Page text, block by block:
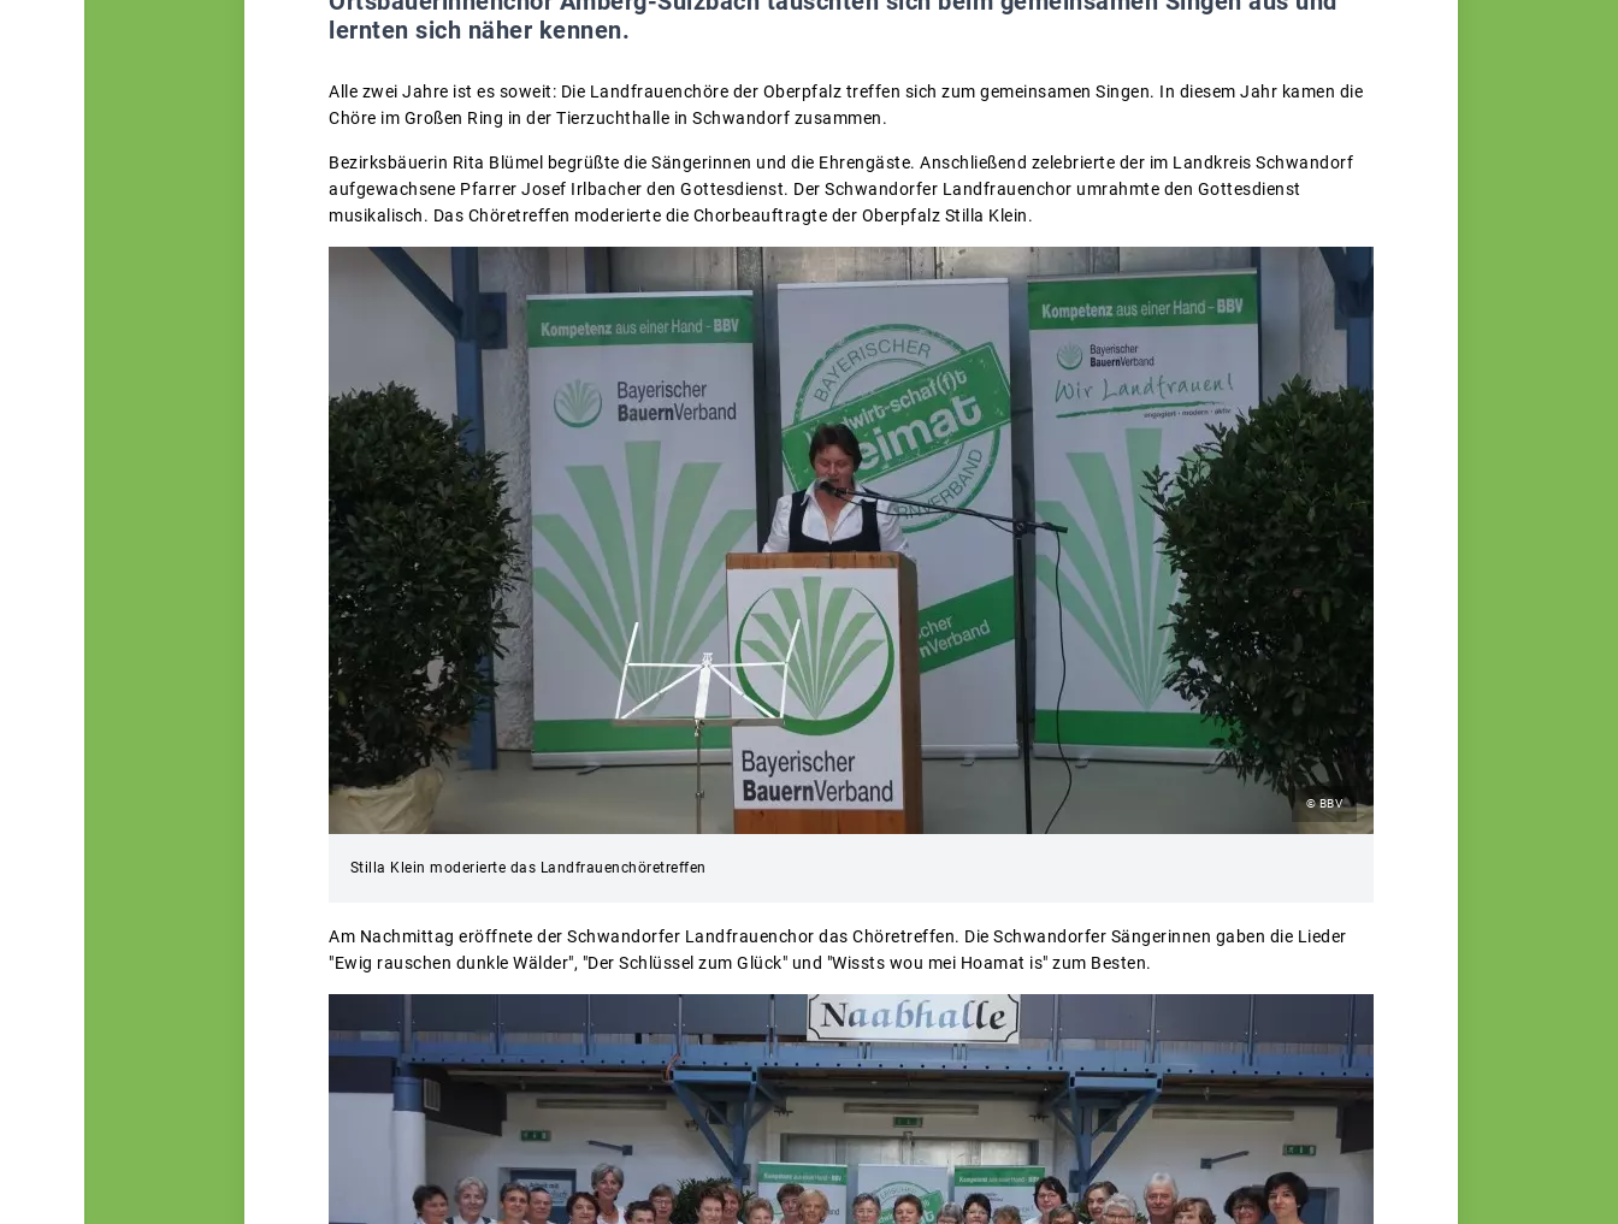
lernten sich näher kennen.
Alle zwei Jahre ist es soweit: Die Landfrauenchöre der Oberpfalz treffen sich zum gemeinsamen Singen. In diesem Jahr kamen die
Chöre im Großen Ring in der Tierzuchthalle in Schwandorf zusammen.
Bezirksbäuerin Rita Blümel begrüßte die Sängerinnen und die Ehrengäste. Anschließend zelebrierte der im Landkreis Schwandorf
aufgewachsene Pfarrer Josef Irlbacher den Gottesdienst. Der Schwandorfer Landfrauenchor umrahmte den Gottesdienst
musikalisch. Das Chöretreffen moderierte die Chorbeauftragte der Oberpfalz Stilla Klein.
© BBV
Stilla Klein moderierte das Landfrauenchöretreffen
Am Nachmittag eröffnete der Schwandorfer Landfrauenchor das Chöretreffen. Die Schwandorfer Sängerinnen gaben die Lieder
"Ewig rauschen dunkle Wälder", "Der Schlüssel zum Glück" und "Wissts wou mei Hoamat is" zum Besten.